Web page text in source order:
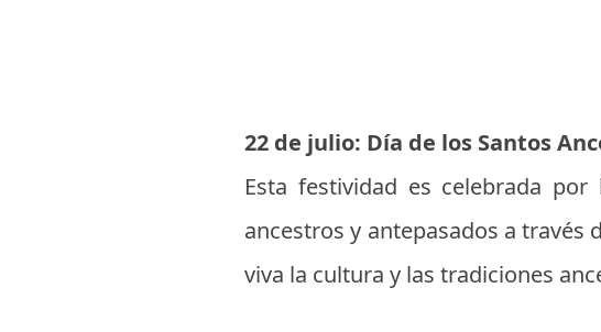
22 de julio: Día de los Santos
Esta festividad es celebrada
ancestros y antepasados a través
viva la cultura y las tradiciones